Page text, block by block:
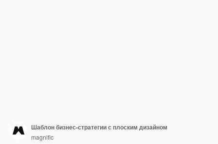
Шаблон бизнес-стратегии с плоским дизайном
magnific